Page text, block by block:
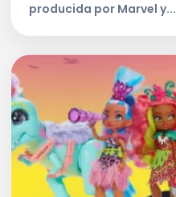
producida por Marvel y...